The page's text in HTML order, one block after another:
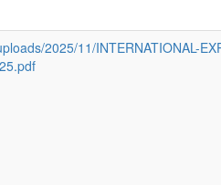
2025/11/INTERNATIONAL-